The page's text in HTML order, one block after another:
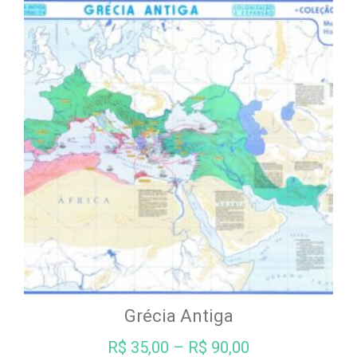
Grécia Antiga
R$ 35,00 – R$ 90,00